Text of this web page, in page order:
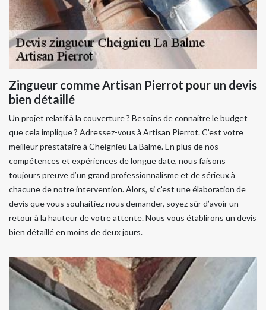
Zingueur comme Artisan Pierrot pour un devis
bien détaillé
Un projet relatif à la couverture ? Besoins de connaitre le budget
que cela implique ? Adressez-vous à Artisan Pierrot. C’est votre
meilleur prestataire à Cheignieu La Balme. En plus de nos
compétences et expériences de longue date, nous faisons
toujours preuve d’un grand professionnalisme et de sérieux à
chacune de notre intervention. Alors, si c’est une élaboration de
devis que vous souhaitiez nous demander, soyez sûr d’avoir un
retour à la hauteur de votre attente. Nous vous établirons un devis
bien détaillé en moins de deux jours.